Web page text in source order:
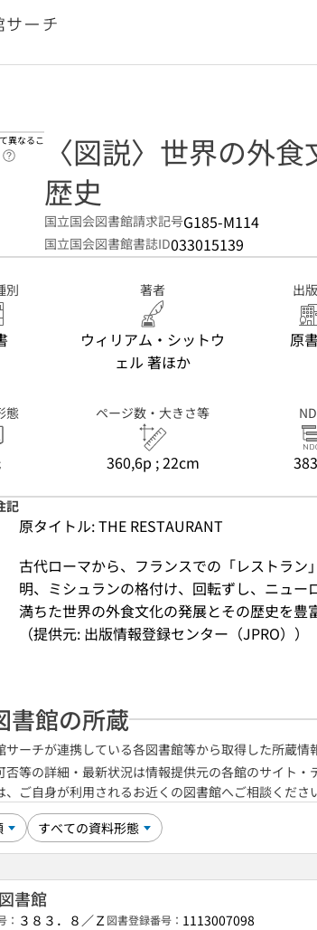
異なるこ
ヘルプページへのリンク
〈図説〉世界の外
歴史
国立国会図書館請求記号G185-M114
国立国会図書館書誌ID033015139
別 著者
ウィリアム・シットウ
ェル 著ほか
出
原
態 ページ数・大きさ等
360,6p ; 22cm
記
原タイトル: THE RESTAURANT
古代ローマから、フランスでの「レストラ
明、ミシュランの格付け、回転ずし、ニュ
満ちた世界の外食文化の発展とその歴史を豊
（提供元: 出版情報登録センター（JPRO））
書館の所蔵
サーチが連携している各図書館等から取得した所蔵情
否等の詳細・最新状況は情報提供元の各館のサイト
、ご自身が利用されるお近くの図書館へご相談くださ
書館
： ３８３．８／Ｚ図書登録番号： 1113007098